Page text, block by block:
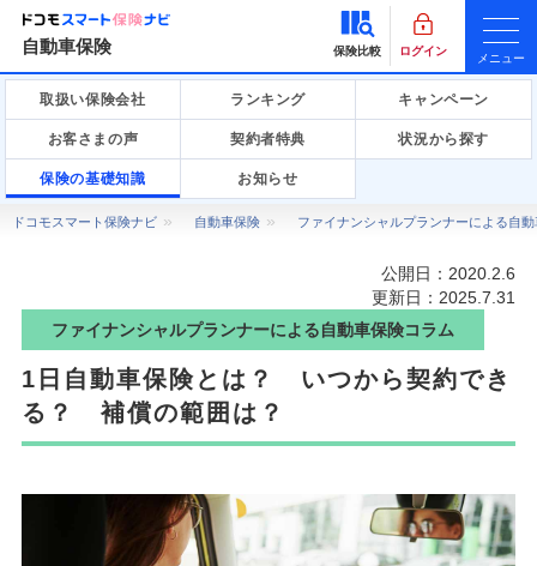
自動車保険 保険比較 ログイン
メニュー
取扱い保険会社 ランキング キャンペーン
お客さまの声 契約者特典 状況から探す
保険の基礎知識 お知らせ
ドコモスマート保険ナビ 自動車保険 ファイナンシャルプランナーによる自
公開日：2020.2.6
更新日：2025.7.31
ファイナンシャルプランナーによる自動車保険コラム
1日自動車保険とは？ いつから契約でき
る？ 補償の範囲は？